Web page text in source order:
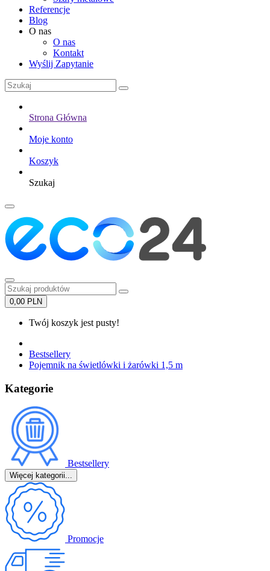
Referencje
Blog
O nas
O nas
Kontakt
Wyślij Zapytanie
Strona Główna
Moje konto
Koszyk
Szukaj
0,00 PLN
Twój koszyk jest pusty!
Bestsellery
Pojemnik na świetlówki i żarówki 1,5 m
Kategorie
Bestsellery
Więcej kategorii...
Promocje